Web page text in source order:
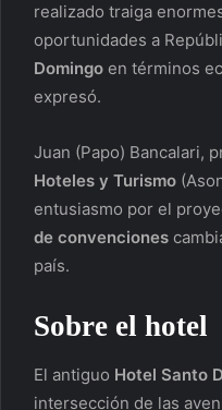
realizado traiga
oportunidades a
Domingo en términos
expresó.
Juan (Papo) Bancalari,
Hoteles y Turismo
entusiasmo por el
de convenciones
país.
Sobre el hotel
El antiguo Hotel Santo
intersección de las